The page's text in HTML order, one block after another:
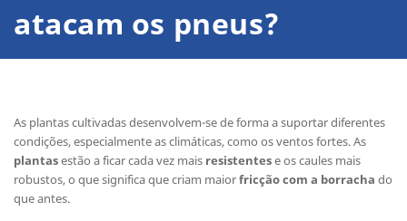
atacam os pneus?
As plantas cultivadas desenvolvem-se de forma a suportar diferentes
condições, especialmente as climáticas, como os ventos fortes. As
plantasestão a ficar cada vez mais resistentese os caules mais
robustos, o que significa que criam maiorfricção com a borracha do
que antes.